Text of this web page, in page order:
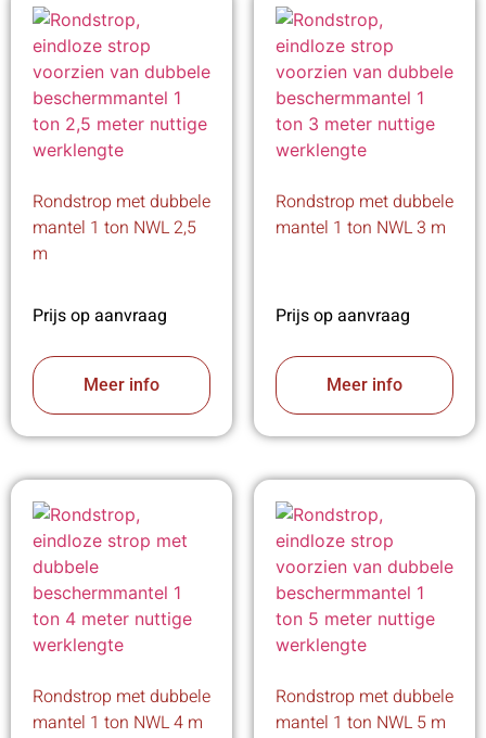
Rondstrop met dubbele
mantel 1 ton NWL 2,5
m
Prijs op aanvraag
Meer info
Rondstrop met dubbele
mantel 1 ton NWL 3 m
Prijs op aanvraag
Meer info
Rondstrop met dubbele
mantel 1 ton NWL 4 m
Rondstrop met dubbele
mantel 1 ton NWL 5 m